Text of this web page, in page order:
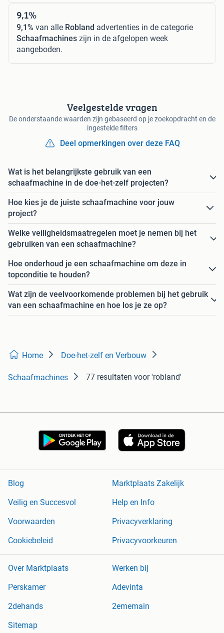
9,1%
9,1% van alle Robland advertenties in de categorie
Schaafmachines zijn in de afgelopen week
aangeboden.
Veelgestelde vragen
De onderstaande waarden zijn gebaseerd op je zoekopdracht en de
ingestelde filters
Deel opmerkingen over deze FAQ
Wat is het belangrijkste gebruik van een
schaafmachine in de doe-het-zelf projecten?
Hoe kies je de juiste schaafmachine voor jouw
project?
Welke veiligheidsmaatregelen moet je nemen bij het
gebruiken van een schaafmachine?
Hoe onderhoud je een schaafmachine om deze in
topconditie te houden?
Wat zijn de veelvoorkomende problemen bij het gebruik
van een schaafmachine en hoe los je ze op?
Home Doe-het-zelf en Verbouw
Schaafmachines 77 resultaten voor 'robland'
Blog
Marktplaats Zakelijk
Veilig en Succesvol
Help en Info
Voorwaarden
Privacyverklaring
Cookiebeleid
Privacyvoorkeuren
Over Marktplaats
Werken bij
Perskamer
Adevinta
2dehands
2ememain
Sitemap